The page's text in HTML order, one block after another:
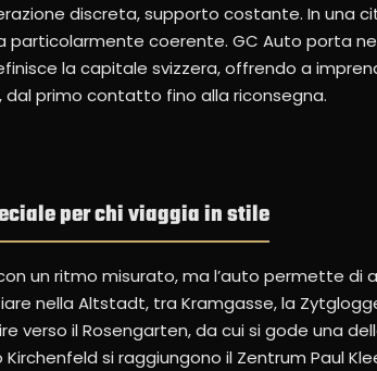
discreta, supporto costante. In una
particolarmente coerente. GC Auto porta
la capitale svizzera, offrendo a
dal primo contatto fino alla riconsegna.
per chi viaggia in stile
un ritmo misurato, ma l’auto permette di
nella Altstadt, tra Kramgasse, la
verso il Rosengarten, da cui si gode una
Kirchenfeld si raggiungono il Zentrum Paul